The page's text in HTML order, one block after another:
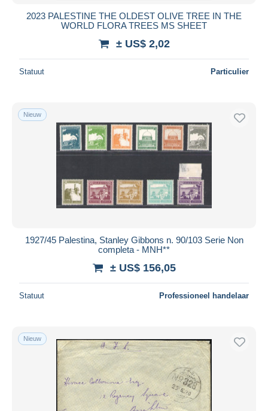
2023 PALESTINE THE OLDEST OLIVE TREE IN THE
WORLD FLORA TREES MS SHEET
± US$ 2,02
Statuut Particulier
Nieuw
1927/45 Palestina, Stanley Gibbons n. 90/103 Serie Non
completa - MNH**
± US$ 156,05
Statuut Professioneel handelaar
Nieuw